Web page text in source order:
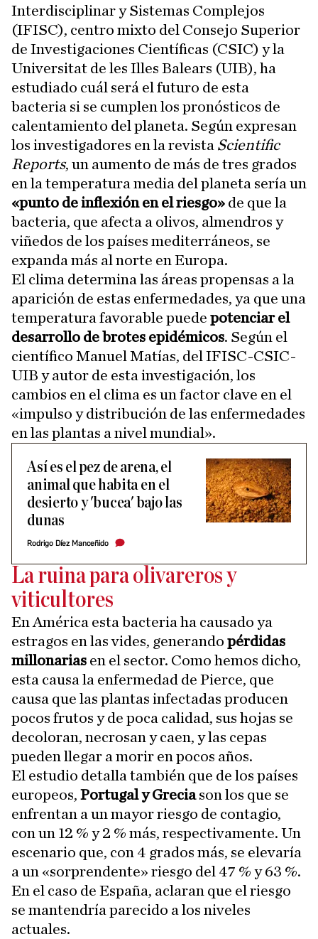
Interdisciplinar y Sistemas Complejos
(IFISC), centro mixto del Consejo Superior
de Investigaciones Científicas (CSIC) y la
Universitat de les Illes Balears (UIB), ha
estudiado cuál será el futuro de esta
bacteria si se cumplen los pronósticos de
calentamiento del planeta. Según expresan
los investigadores en la revista Scientific
Reports, un aumento de más de tres grados
en la temperatura media del planeta sería un
«punto de inflexión en el riesgo» de que la
bacteria, que afecta a olivos, almendros y
viñedos de los países mediterráneos, se
expanda más al norte en Europa.
El clima determina las áreas propensas a la
aparición de estas enfermedades, ya que una
temperatura favorable puede potenciar el
desarrollo de brotes epidémicos. Según el
científico Manuel Matías, del IFISC-CSIC-
UIB y autor de esta investigación, los
cambios en el clima es un factor clave en el
«impulso y distribución de las enfermedades
en las plantas a nivel mundial».
Así es el pez de arena, el
animal que habita en el
desierto y 'bucea' bajo las
dunas
Rodrigo Díez Manceñido
La ruina para olivareros y
viticultores
En América esta bacteria ha causado ya
estragos en las vides, generando pérdidas
millonarias en el sector. Como hemos dicho,
esta causa la enfermedad de Pierce, que
causa que las plantas infectadas producen
pocos frutos y de poca calidad, sus hojas se
decoloran, necrosan y caen, y las cepas
pueden llegar a morir en pocos años.
El estudio detalla también que de los países
europeos, Portugal y Greciason los que se
enfrentan a un mayor riesgo de contagio,
con un 12 % y 2 % más, respectivamente. Un
escenario que, con 4 grados más, se elevaría
a un «sorprendente» riesgo del 47 % y 63 %.
En el caso de España, aclaran que el riesgo
se mantendría parecido a los niveles
actuales.